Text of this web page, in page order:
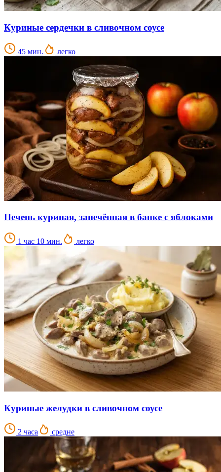
Куриные сердечки в сливочном соусе
45 мин. легко
Печень куриная, запечённая в банке с яблоками
1 час 10 мин. легко
Куриные желудки в сливочном соусе
2 часа средне